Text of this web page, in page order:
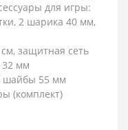
для игры:
2 шарика 40 мм,
защитная сеть
32 мм
шайбы 55 мм
(комплект)